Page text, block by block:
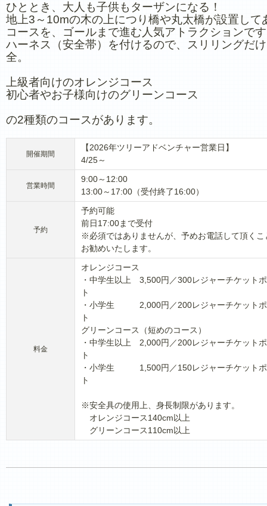
ひととき、大人も子供もターザンになる！
地上3～10mの木の上につり橋や丸太橋が設置して
コースを、ゴールまで進む人気アトラクションで
ハーネス（安全帯）を付けるので、スリリングだ
全。
上級者向けのオレンジコース
初心者やお子様向けのグリーンコース
の2種類のコースがあります。
開催期間
【2026年ツリーアドベンチャー営業日】
4/25～
営業時間
9:00～12:00
13:00～17:00（受付終了16:00）
予約
予約可能
前日17:00まで受付
※必須ではありませんが、予めお電話して頂くこ
お勧めいたします。
料金
オレンジコース
・中学生以上 3,500円／300レジャーチケット
ト
・小学生 2,000円／200レジャーチケットポ
ト
グリーンコース（短めのコース）
・中学生以上 2,000円／200レジャーチケット
ト
・小学生 1,500円／150レジャーチケットポ
ト
※安全具の使用上、身長制限があります。
オレンジコース140cm以上
グリーンコース110cm以上